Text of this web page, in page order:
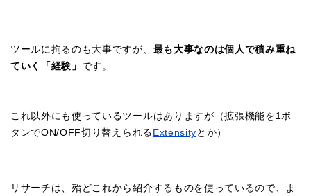
ツールに拘るのも大事ですが、 最も大事なのは個人で積み重ね
ていく「経験」 です。
これ以外にも使っているツールはありますが（拡張機能を1ボ
タンでON/OFF切り替えられる Extensity とか）
リサーチは、殆どこれから紹介するものを使っているので、ま